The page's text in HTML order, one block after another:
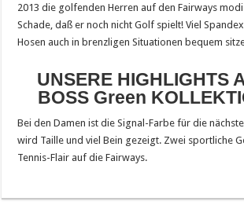
2013 die golfenden Herren auf den Fairways
Schade, daß er noch nicht Golf spielt! Viel
Hosen auch in brenzligen Situationen bequem
UNSERE HIGHLIGHTS
BOSS Green
Bei den Damen ist die Signal-Farbe für die nächste
wird Taille und viel Bein gezeigt. Zwei sportliche
Tennis-Flair auf die Fairways.